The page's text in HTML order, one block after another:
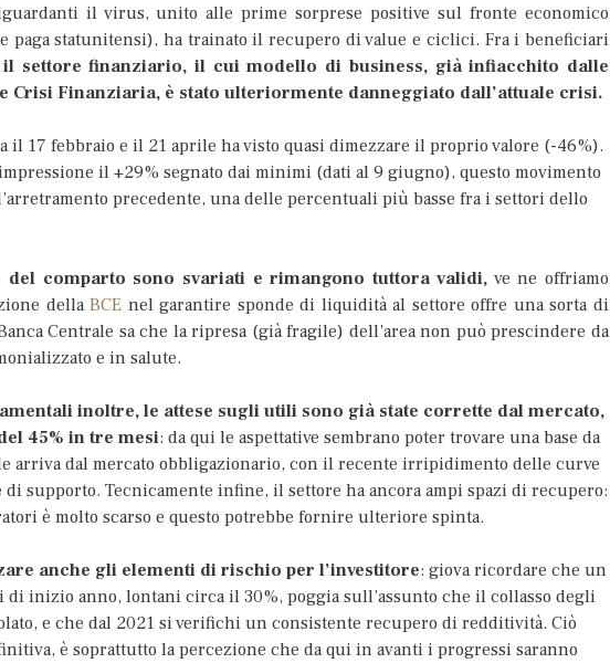
il virus, unito alle prime sorprese positive sul fronte economico
paga statunitensi), ha trainato il recupero di value e ciclici. Fra i beneficiari
il settore finanziario, il cui modello di business, già infiacchito dalle
Crisi Finanziaria, è stato ulteriormente danneggiato dall’attuale crisi.
il 17 febbraio e il 21 aprile ha visto quasi dimezzare il proprio valore (-46%).
il +29% segnato dai minimi (dati al 9 giugno), questo movimento
precedente, una delle percentuali più basse fra i settori dello
del comparto sono svariati e rimangono tuttora validi,ve ne offriamo
dellaBCE nel garantire sponde di liquidità al settore offre una sorta di
Centrale sa che la ripresa (già fragile) dell’area non può prescindere da
e in salute.
inoltre, le attese sugli utili sono già state corrette dal mercato,
45% in tre mesi: da qui le aspettative sembrano poter trovare una base da
arriva dal mercato obbligazionario, con il recente irripidimento delle curve
supporto. Tecnicamente infine, il settore ha ancora ampi spazi di recupero:
è molto scarso e questo potrebbe fornire ulteriore spinta.
anche gli elementi di rischio per l’investitore: giova ricordare che un
inizio anno, lontani circa il 30%, poggia sull’assunto che il collasso degli
e che dal 2021 si verifichi un consistente recupero di redditività. Ciò
è soprattutto la percezione che da qui in avanti i progressi saranno